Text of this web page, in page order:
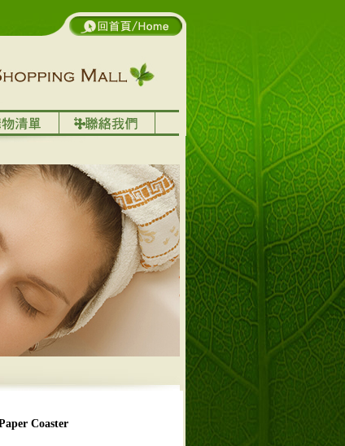
Coaster